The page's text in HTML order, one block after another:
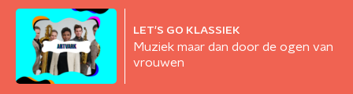
LET'S GO KLASSIEK
Muziek maar dan door de ogen van
vrouwen